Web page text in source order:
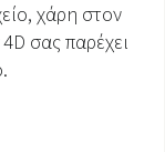
χάρη στον
σας παρέχει